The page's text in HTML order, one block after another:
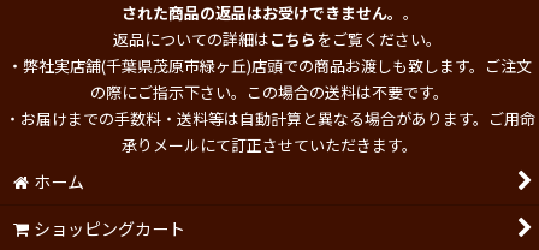
された商品の返品はお受けできません。 。
返品についての詳細はこちらをご覧ください。
・弊社実店舗(千葉県茂原市緑ヶ丘)店頭での商品お渡しも致します。ご注文
の際にご指示下さい。この場合の送料は不要です。
・お届けまでの手数料・送料等は自動計算と異なる場合があります。ご用命
承りメールにて訂正させていただきます。
ホーム
ショッピングカート